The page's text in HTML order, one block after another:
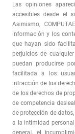
Las opiniones
accesibles desde el
Asimismo,
información y los
que hayan sido
perjuicios de
puedan producirse
facilitada a los
infracción de los
de los derechos de
de competencia
de protección de
a la intimidad
general, el